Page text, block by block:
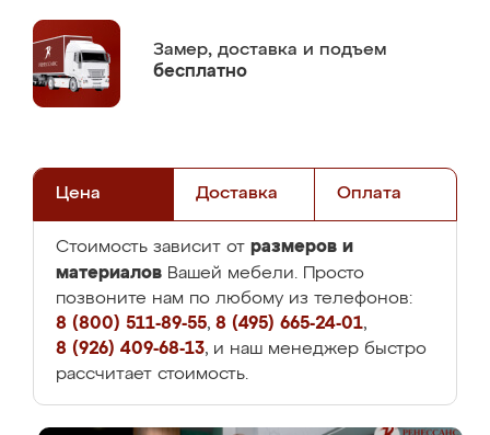
Замер, доставка и подъем
бесплатно
Цена Доставка Оплата
Стоимость зависит от размеров и
материалов Вашей мебели. Просто
позвоните нам по любому из телефонов:
8 (800) 511-89-55, 8 (495) 665-24-01,
8 (926) 409-68-13, и наш менеджер быстро
рассчитает стоимость.